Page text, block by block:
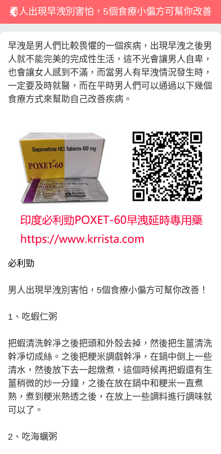
男人出現早洩別害怕，5個食療小偏方可幫你改善
早洩是男人們比較畏懼的一個疾病，出現早洩之後男
人就不能完美的完成性生活，這不光會讓男人自卑，
也會讓女人感到不滿，而當男人有早洩情況發生時，
一定要及時就醫，而在平時男人們可以通過以下幾個
食療方式來幫助自己改善疾病。
必利勁
男人出現早洩別害怕，5個食療小偏方可幫你改善！
1、吃蝦仁粥
把蝦清洗幹凈之後把頭和外殼去掉，然後把生薑清洗
幹凈切成絲。之後把粳米調戲幹凈，在鍋中倒上一些
清水，然後放下去一起燉煮，這個時候再把蝦還有生
薑稍微的炒一分鐘，之後在放在鍋中和粳米一直煮
熟，煮到粳米熟透之後，在放上一些調料進行調味就
可以了。
2、吃海蠣粥